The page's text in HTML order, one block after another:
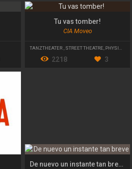
Tu vas tomber!
CIA Moveo
TANZTHEATER STREET THEATRE PHYSICAL THEATRE
2218 3
De nuevo un instante tan breve